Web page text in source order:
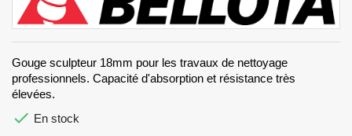
Gouge sculpteur 18mm pour les travaux de nettoyage
professionnels. Capacité d'absorption et résistance très
élevées.
 En stock